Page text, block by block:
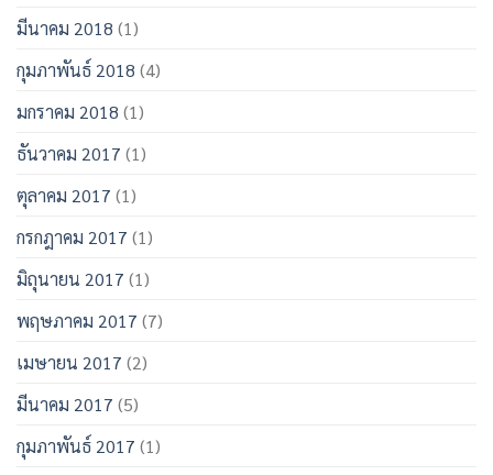
มีนาคม 2018 (1)
กุมภาพันธ์ 2018 (4)
มกราคม 2018 (1)
ธันวาคม 2017 (1)
ตุลาคม 2017 (1)
กรกฎาคม 2017 (1)
มิถุนายน 2017 (1)
พฤษภาคม 2017 (7)
เมษายน 2017 (2)
มีนาคม 2017 (5)
กุมภาพันธ์ 2017 (1)